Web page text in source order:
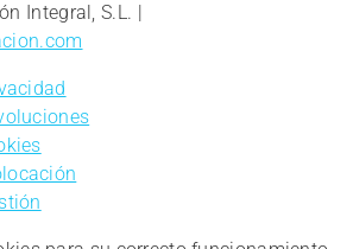
Integral, S.L. |